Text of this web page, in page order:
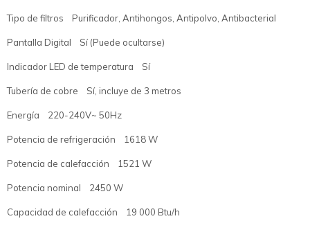
Tipo de filtros Purificador, Antihongos, Antipolvo, Antibacterial
Pantalla Digital Sí (Puede ocultarse)
Indicador LED de temperatura Sí
Tubería de cobre Sí, incluye de 3 metros
Energía 220-240V~ 50Hz
Potencia de refrigeración 1618 W
Potencia de calefacción 1521 W
Potencia nominal 2450 W
Capacidad de calefacción 19 000 Btu/h